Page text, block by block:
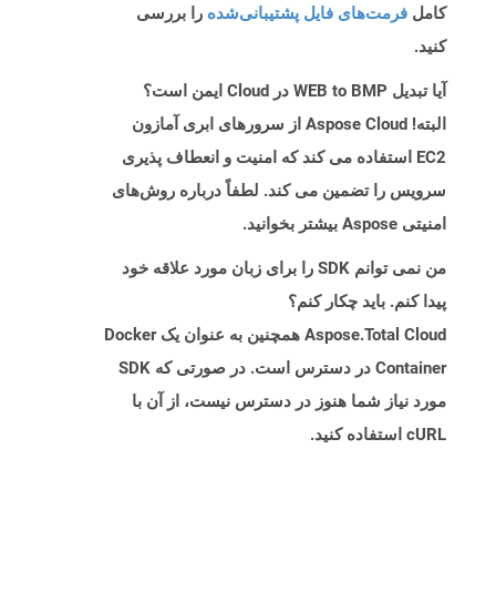
کامل فرمت‌های فایل پشتیبانی‌شده را بررسی
کنید.
آیا تبدیل WEB to BMP در Cloud ایمن است؟
البته! Aspose Cloud از سرورهای ابری آمازون
EC2 استفاده می کند که امنیت و انعطاف پذیری
سرویس را تضمین می کند. لطفاً درباره روش‌های
امنیتی Aspose بیشتر بخوانید.
من نمی توانم SDK را برای زبان مورد علاقه خود
پیدا کنم. باید چکار کنم؟
Aspose.Total Cloud همچنین به عنوان یک Docker
Container در دسترس است. در صورتی که SDK
مورد نیاز شما هنوز در دسترس نیست، از آن با
cURL استفاده کنید.